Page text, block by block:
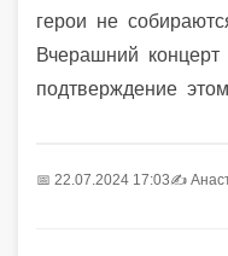
герои не
Вчерашний концерт
подтверждение
📅 22.07.2024 17:03✍️